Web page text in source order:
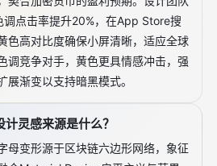
点击率提升20%，在App Store搜
色高对比度确保小屏清晰，适应全球
调竞争对手，黄色更具情感冲击，强
渐变以支持暗黑模式。
灵感来源是什么？
母变形源于区块链六边形网络，象征